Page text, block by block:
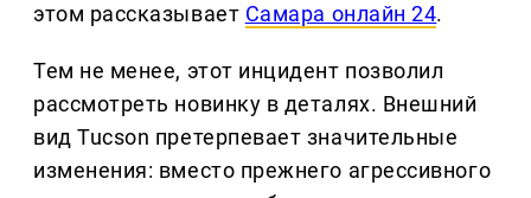
этом рассказывает Самара онлайн 24.
Тем не менее, этот инцидент позволил
рассмотреть новинку в деталях. Внешний
вид Tucson претерпевает значительные
изменения: вместо прежнего агрессивного